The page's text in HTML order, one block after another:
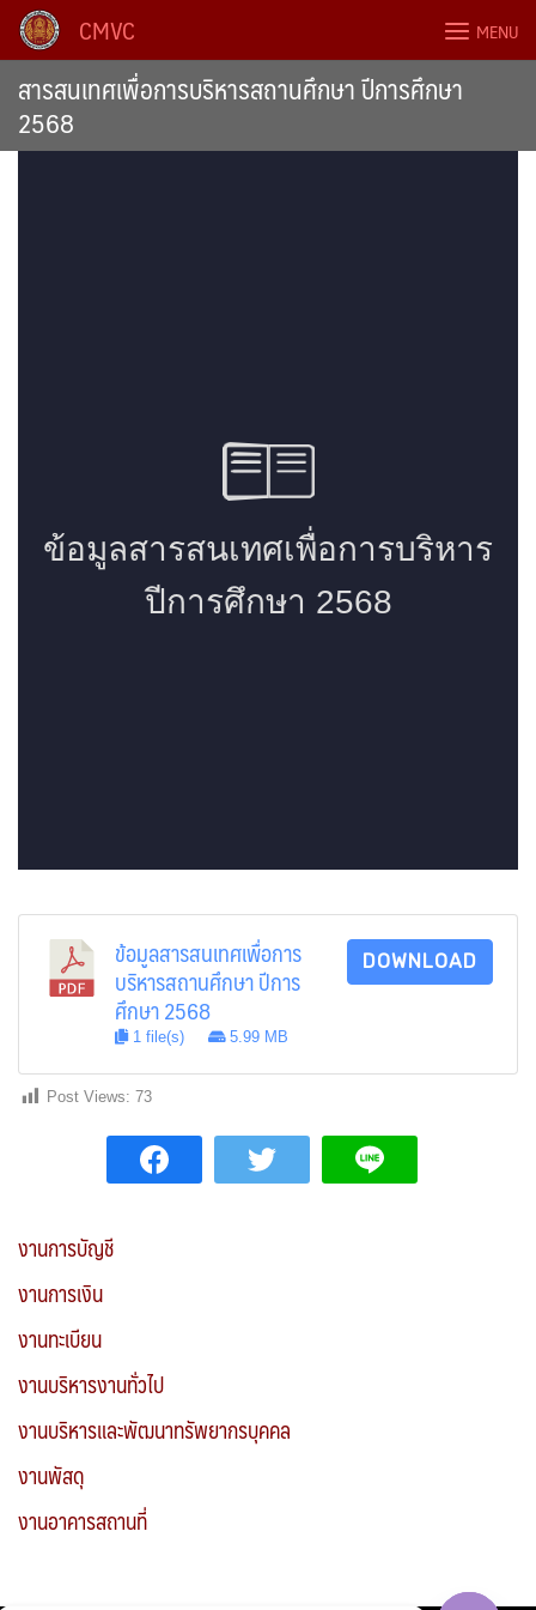
Skip
CMVC MENU
สารสนเทศเพื่อการบริหารสถานศึกษา ปีการศึกษา
2568
ข้อมูลสารสนเทศเพื่อการ
บริหารสถานศึกษา ปีการ
ศึกษา 2568
1 file(s) 5.99 MB
DOWNLOAD
Post Views: 73
งานการบัญชี
งานการเงิน
งานทะเบียน
งานบริหารงานทั่วไป
งานบริหารและพัฒนาทรัพยากรบุคคล
งานพัสดุ
งานอาคารสถานที่